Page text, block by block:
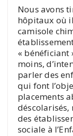
Nous avons
hôpitaux où
camisole
« bénéficiant
moins,
parler des
qui font
placements
déscolarisés,
des
sociale à